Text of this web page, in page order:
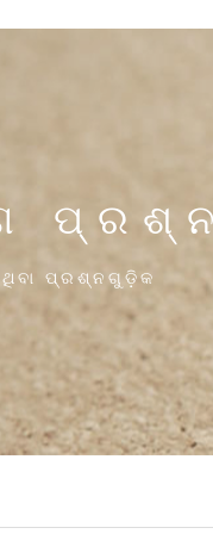
ପ୍ରଶ୍ନଗୁଡ଼ିକ